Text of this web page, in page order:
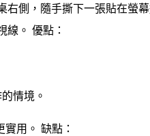
右側，隨手撕下一張貼在螢
線。 優點：
情境。
用。 缺點：